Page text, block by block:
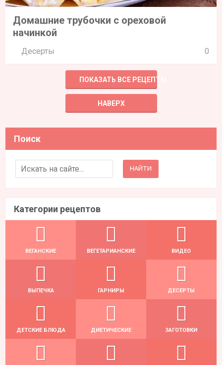
Домашние трубочки с ореховой
начинкой
Десерты 0
ПОКАЗАТЬ ВСЕ РЕЦЕПТЫ
НАВЕРХ
Поиск
Search for:
Категории рецептов
ВЕГАНСКИЕ ВЕГЕТАРИАНСКИЕ ВИДЕО
ВЫПЕЧКА ГАРНИРЫ ДЕСЕРТЫ
ДЕТСКИЕ БЛЮДА ДИЕТИЧЕСКИЕ ЗАГОТОВКИ